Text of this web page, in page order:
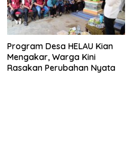
Program Desa HELAU Kian
Mengakar, Warga Kini
Rasakan Perubahan Nyata